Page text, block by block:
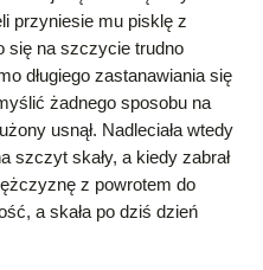
przyniesie mu pisklę z
się na szczycie trudno
długiego zastanawiania się
żadnego sposobu na
usnął. Nadleciała wtedy
szczyt skały, a kiedy zabrał
z powrotem do
a skała po dziś dzień